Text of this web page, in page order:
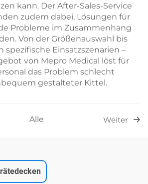
kann. Der After-Sales-Service
zudem dabei, Lösungen für
Probleme im Zusammenhang
Von der Größenauswahl bis
spezifische Einsatzszenarien –
von Mepro Medical löst für
das Problem schlecht
gestalteter Kittel.
Alle Weiter